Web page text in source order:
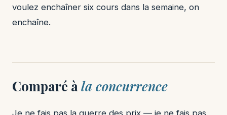
voulez enchaîner six cours dans la semaine, on
enchaîne.
Comparé àla concurrence